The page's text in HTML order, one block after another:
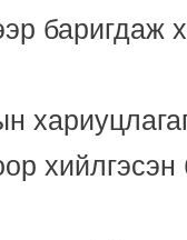
баригдаж